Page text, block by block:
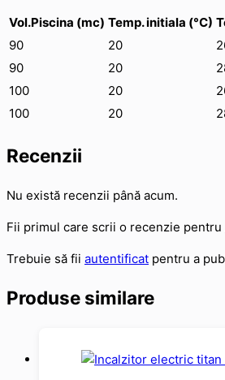
Vol.Piscina (mc) Temp. initiala (°C)
90
20
90
20
100
20
100
20
Recenzii
Nu există recenzii până acum.
Fii primul care scrii o recenzie pentru
Trebuie să fii autentificat pentru a
Produse similare